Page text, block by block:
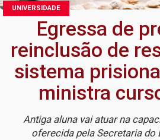
UNIVERSIDADE
Egressa de
reinclusão de
sistema
ministra
Antiga aluna vai atuar na
oferecida pela Secretaria do